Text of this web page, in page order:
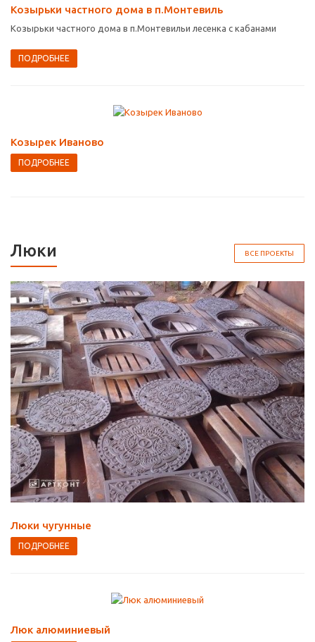
Козырьки частного дома в п.Монтевиль
Козырьки частного дома в п.Монтевильи лесенка с кабанами
ПОДРОБНЕЕ
Козырек Иваново
ПОДРОБНЕЕ
ВСЕ ПРОЕКТЫ
Люки
Люки чугунные
ПОДРОБНЕЕ
Люк алюминиевый